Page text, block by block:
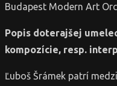
Budapest Modern Art
Popis doterajšej
kompozície, resp.
Ľuboš Šrámek patrí